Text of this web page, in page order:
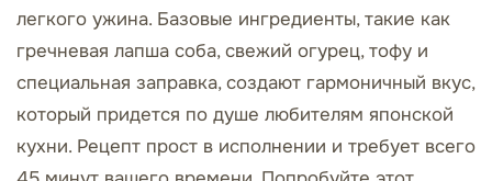
легкого ужина. Базовые ингредиенты, такие как
гречневая лапша соба, свежий огурец, тофу и
специальная заправка, создают гармоничный вкус,
который придется по душе любителям японской
кухни. Рецепт прост в исполнении и требует всего